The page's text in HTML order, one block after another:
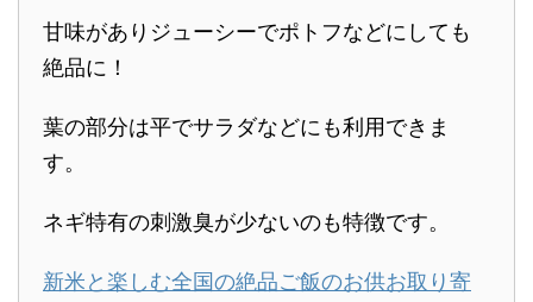
甘味がありジューシーでポトフなどにしても
絶品に！
葉の部分は平でサラダなどにも利用できま
す。
ネギ特有の刺激臭が少ないのも特徴です。
新米と楽しむ全国の絶品ご飯のお供お取り寄